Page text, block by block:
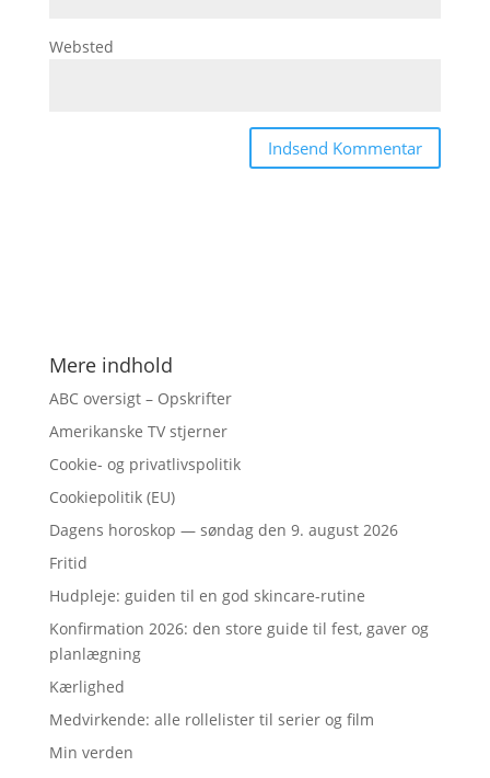
Websted
Mere indhold
ABC oversigt – Opskrifter
Amerikanske TV stjerner
Cookie- og privatlivspolitik
Cookiepolitik (EU)
Dagens horoskop — søndag den 9. august 2026
Fritid
Hudpleje: guiden til en god skincare-rutine
Konfirmation 2026: den store guide til fest, gaver og
planlægning
Kærlighed
Medvirkende: alle rollelister til serier og film
Min verden